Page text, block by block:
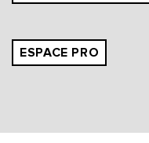
ESPACE PRO